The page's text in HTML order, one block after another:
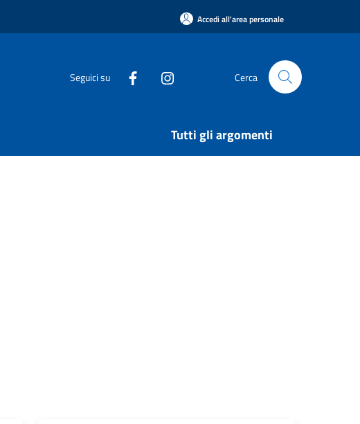
Accedi all'area personale
Seguici su Cerca
Tutti gli argomenti